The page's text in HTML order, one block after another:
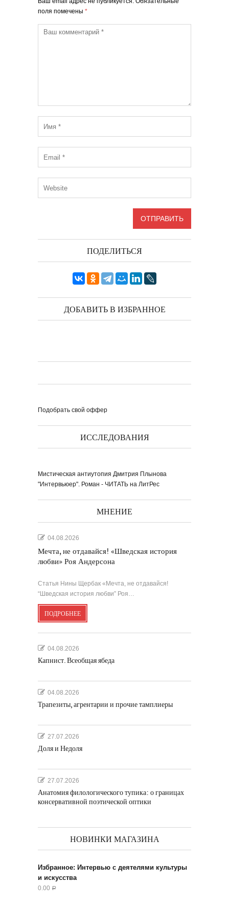
поля помечены *
ПОДЕЛИТЬСЯ
ДОБАВИТЬ В ИЗБРАННОЕ
Подобрать свой оффер
ИССЛЕДОВАНИЯ
Мистическая антиутопия Дмитрия Плынова
"Интервьюер". Роман - ЧИТАТЬ на ЛитРес
МНЕНИЕ
04.08.2026
Мечта, не отдавайся! «Шведская история
любви» Роя Андерсона
Статья Нины Щербак «Мечта, не отдавайся!
“Шведская история любви” Роя…
ПОДРОБНЕЕ
04.08.2026
Капнист. Всеобщая ябеда
04.08.2026
Трапезиты, агрентарии и прочие тамплиеры
27.07.2026
Доля и Недоля
27.07.2026
Анатомия филологического тупика: о границах
консервативной поэтической оптики
НОВИНКИ МАГАЗИНА
Избранное: Интервью с деятелями культуры
и искусства
0.00 Р